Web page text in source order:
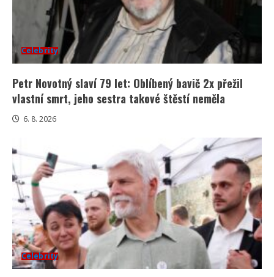
Celebrity
Petr Novotný slaví 79 let: Oblíbený bavič 2x přežil
vlastní smrt, jeho sestra takové štěstí neměla
6. 8. 2026
Celebrity